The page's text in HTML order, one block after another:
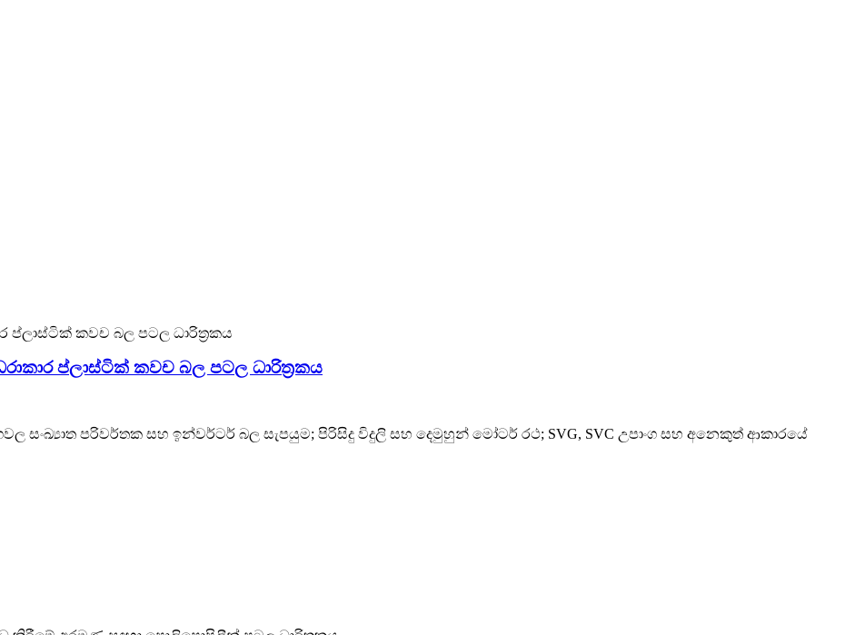
ප්ලාස්ටික් කවච බල පටල ධාරිත්‍රකය
සංඛ්‍යාත පරිවර්තක සහ ඉන්වර්ටර් බල සැපයුම; පිරිසිදු විදුලි සහ දෙමුහුන් මෝටර් රථ; SVG, SVC උපාංග සහ අනෙකුත් ආකාරයේ